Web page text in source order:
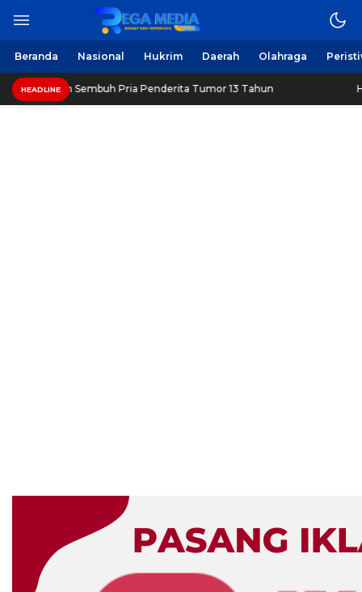
Beranda Nasional Hukrim Daerah Olahraga
HEADLINE
Sembuh Pria Penderita Tumor 13 Tahun Healthy Long